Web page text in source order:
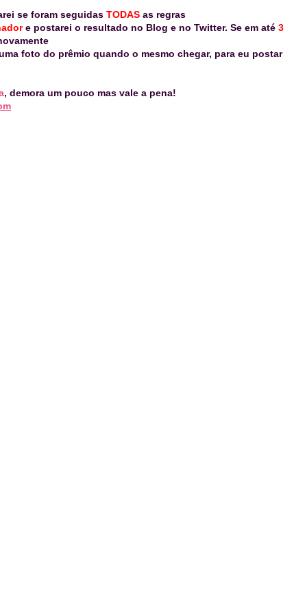
se foram seguidas TODAS as regras
e postarei o resultado no Blog e no Twitter. Se em até 3
foto do prêmio quando o mesmo chegar, para eu postar
, demora um pouco mas vale a pena!